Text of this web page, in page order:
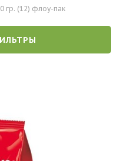
гр. (12) флоу-пак